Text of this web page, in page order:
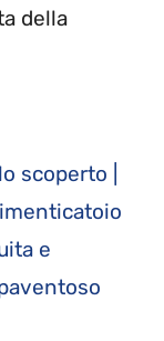
della
scoperto |
e